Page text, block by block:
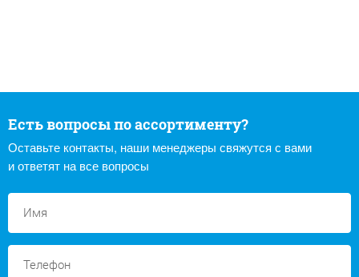
Есть вопросы по ассортименту?
Оставьте контакты, наши менеджеры свяжутся с вами
и ответят на все вопросы